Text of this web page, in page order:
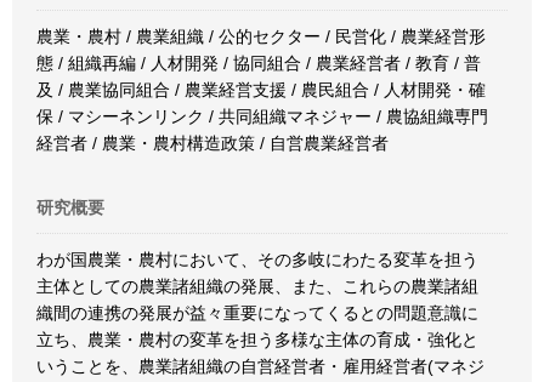
農業・農村 / 農業組織 / 公的セクター / 民営化 / 農業経営形
態 / 組織再編 / 人材開発 / 協同組合 / 農業経営者 / 教育 / 普
及 / 農業協同組合 / 農業経営支援 / 農民組合 / 人材開発・確
保 / マシーネンリンク / 共同組織マネジャー / 農協組織専門
経営者 / 農業・農村構造政策 / 自営農業経営者
研究概要
わが国農業・農村において、その多岐にわたる変革を担う
主体としての農業諸組織の発展、また、これらの農業諸組
織間の連携の発展が益々重要になってくるとの問題意識に
立ち、農業・農村の変革を担う多様な主体の育成・強化と
いうことを、農業諸組織の自営経営者・雇用経営者(マネジ